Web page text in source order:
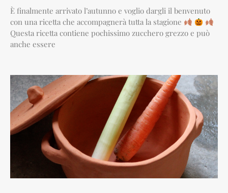
È finalmente arrivato l’autunno e voglio dargli il benvenuto
con una ricetta che accompagnerà tutta la stagione
Questa ricetta contiene pochissimo zucchero grezzo e può
anche essere